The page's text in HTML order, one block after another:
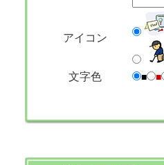
アイコン
文字色 ■ ■